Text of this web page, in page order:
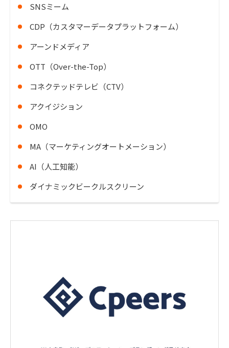
SNSミーム
CDP（カスタマーデータプラットフォーム）
アーンドメディア
OTT（Over-the-Top）
コネクテッドテレビ（CTV）
アクイジション
OMO
MA（マーケティングオートメーション）
AI（人工知能）
ダイナミックビークルスクリーン